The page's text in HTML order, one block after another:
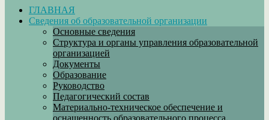
ГЛАВНАЯ
Сведения об образовательной организации
Основные сведения
Структура и органы управления образовательной
организацией
Документы
Образование
Руководство
Педагогический состав
Материально-техническое обеспечение и
оснащенность образовательного процесса.